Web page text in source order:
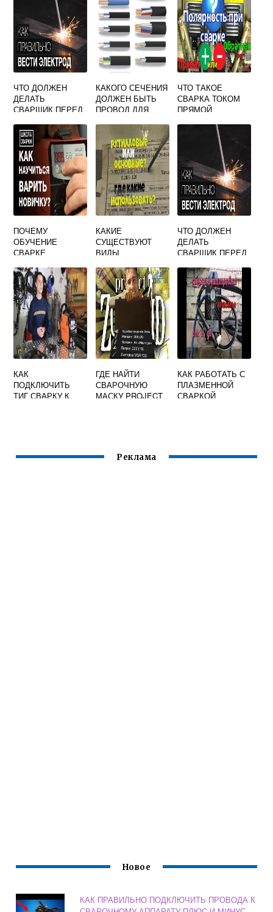
ЧТО ДОЛЖЕН
ДЕЛАТЬ
СВАРЩИК ПЕРЕД
РАБОТЫ
КАКОГО СЕЧЕНИЯ
ДОЛЖЕН БЫТЬ
ПРОВОД ДЛЯ
СВАРОЧНОГО
ИНВЕРТОРА
ЧТО ТАКОЕ
СВАРКА ТОКОМ
ПРЯМОЙ
ОТВЕТ НА ТЕСТ
ПОЧЕМУ
ОБУЧЕНИЕ
СВАРКЕ
КАКИЕ
СУЩЕСТВУЮТ
ВИДЫ
ЧТО ДОЛЖЕН
ДЕЛАТЬ
СВАРЩИК ПЕРЕД
РАБОТЫ
КАК
ПОДКЛЮЧИТЬ
ТИГ СВАРКУ К
ГДЕ НАЙТИ
СВАРОЧНУЮ
МАСКУ PROJECT
КАК РАБОТАТЬ С
ПЛАЗМЕННОЙ
СВАРКОЙ
Реклама
Новое
КАК ПРАВИЛЬНО ПОДКЛЮЧИТЬ ПРОВОДА К